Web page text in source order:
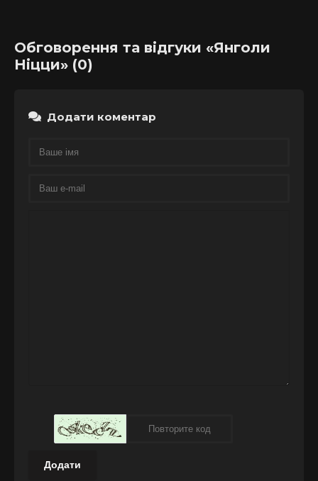
Обговорення та відгуки «Янголи
Ніцци» (0)
Додати коментар
Додати